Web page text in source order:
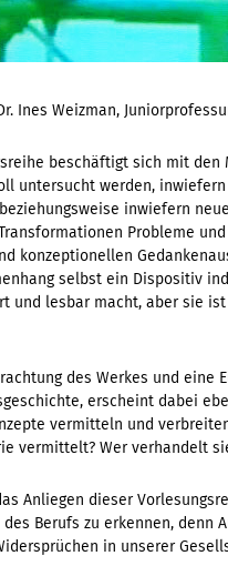
Ines Weizman,
beschäftigt sich mit
untersucht werden,
inwiefern
Probleme
konzeptionellen
selbst ein Dispositiv
und lesbar macht, aber sie
des Werkes und eine
erscheint dabei
vermitteln und
vermittelt? Wer verhandelt
Anliegen dieser
Berufs zu erkennen, denn
in unserer